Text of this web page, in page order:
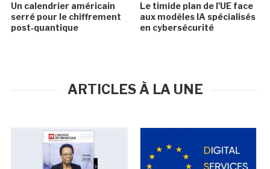
Un calendrier américain
serré pour le chiffrement
post‑quantique
Le timide plan de l'UE face
aux modèles IA spécialisés
en cybersécurité
ARTICLES À LA UNE